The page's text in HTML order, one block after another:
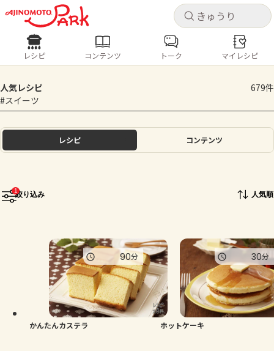
キャ
ログインするとレシピを保存できます
ホーム
トーク
よくあるお問い合わせ
お買い物
キャ
レシピ コンテンツ
人気の食材・レシピ
きゅうり とうもろこし
レシピ コンテンツ トーク マイレシピ
人気レシピ
679件
#スイーツ
レシピ コンテンツ
1絞り込み 人気順
かんたんカステラ
90分
ホットケーキ
30分